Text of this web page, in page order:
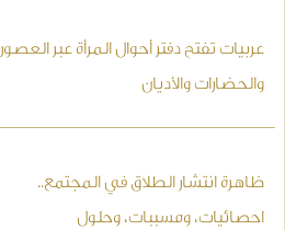
عربيات تفتح دفتر أحوال المرأة عبر العصور
والحضارات والأديان
ظاهرة انتشار الطلاق في المجتمع..
احصائيات، ومسببات، وحلول